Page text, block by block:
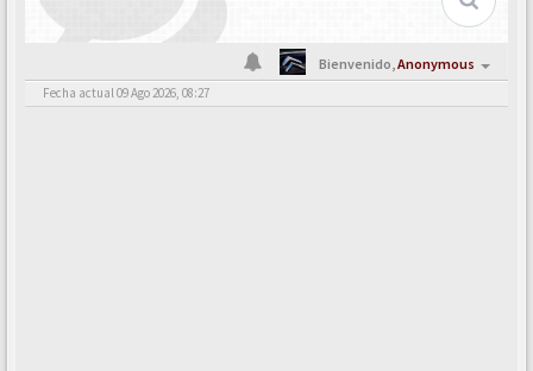
Bienvenido,Anonymous
Fecha actual 09 Ago 2026, 08:27